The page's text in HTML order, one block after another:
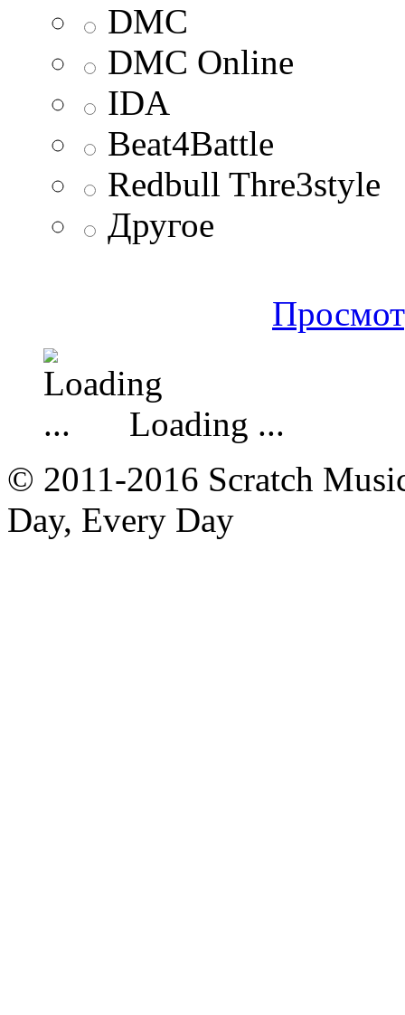
DMC
DMC Online
IDA
Beat4Battle
Redbull Thre3style
Другое
Loading ...
© 2011-2016 Scratch
Day, Every Day